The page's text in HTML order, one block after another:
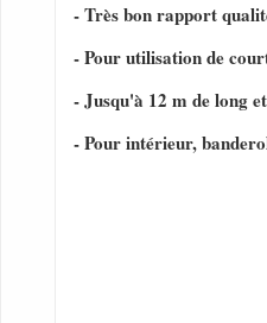
- Très bon rapport
- Pour utilisation de
- Jusqu'à 12 m de long
- Pour intérieur,